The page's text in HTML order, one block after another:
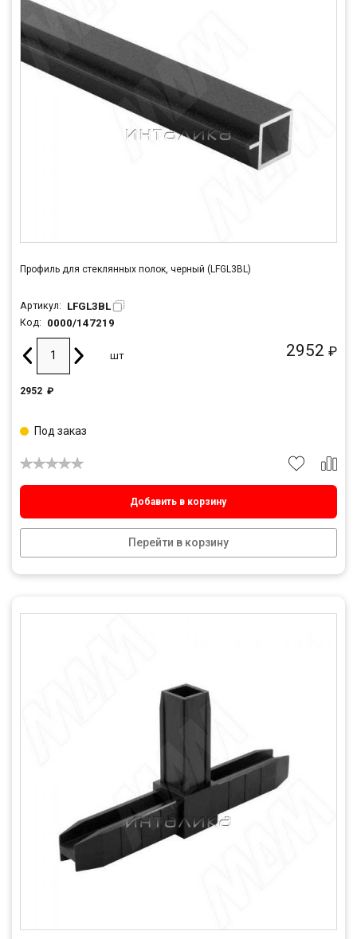
Профиль для стеклянных полок, черный (LFGL3BL)
Артикул: LFGL3BL
Код: 0000/147219
2952 ₽
шт
2952 ₽
Добавить в корзину
Перейти в корзину
Под заказ